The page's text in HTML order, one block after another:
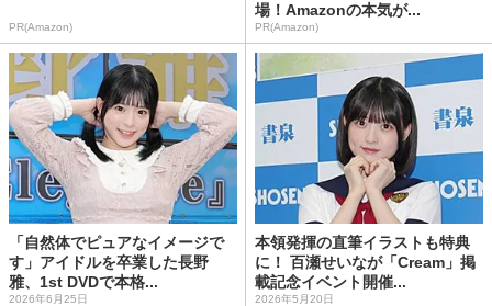
PR(Amazon)
場！Amazonの本気が...
PR(Amazon)
「自然体でピュアなイメージで
す」アイドルを卒業した長野
雅、1st DVDで本格...
2026年6月25日
本領発揮の直筆イラストも特典
に！ 百瀬せいなが「Cream」掲
載記念イベント開催...
2026年5月20日